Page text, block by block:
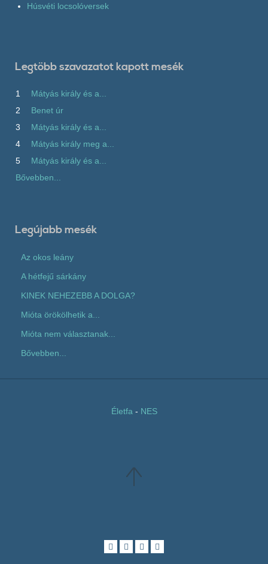
Húsvéti locsolóversek
Legtöbb szavazatot kapott mesék
1
Mátyás király és a...
2
Benet úr
3
Mátyás király és a...
4
Mátyás király meg a...
5
Mátyás király és a...
Bővebben...
Legújabb mesék
Az okos leány
A hétfejű sárkány
KINEK NEHEZEBB A DOLGA?
Mióta örökölhetik a...
Mióta nem választanak...
Bővebben...
Életfa - NES